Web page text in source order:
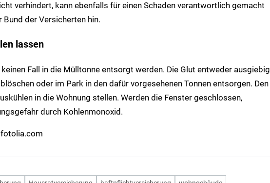
verhindert, kann ebenfalls für einen Schaden verantwortlich gemacht
der Versicherten hin.
lassen
Fall in die Mülltonne entsorgt werden. Die Glut entweder ausgiebig
oder im Park in den dafür vorgesehenen Tonnen entsorgen. Den
in die Wohnung stellen. Werden die Fenster geschlossen,
durch Kohlenmonoxid.